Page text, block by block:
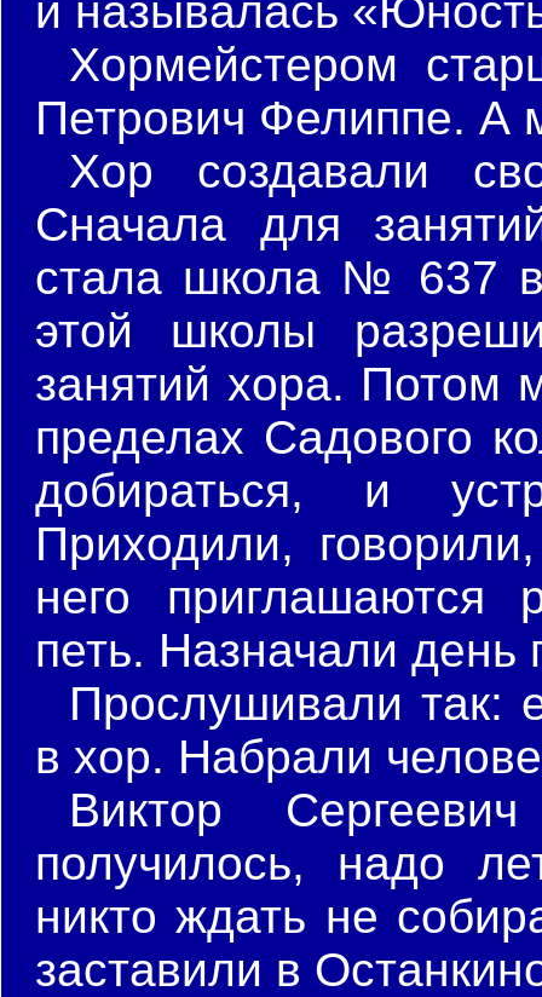
и называлась
Хормейстером
Петрович Фелиппе. А
Хор создавали
Сначала для
стала школа № 637 в
этой школы
занятий хора. Потом
пределах Садового
добираться, и
Приходили,
него приглашаются
петь. Назначали
Прослушивали так:
в хор. Набрали
Виктор
получилось, надо
никто ждать не
заставили в